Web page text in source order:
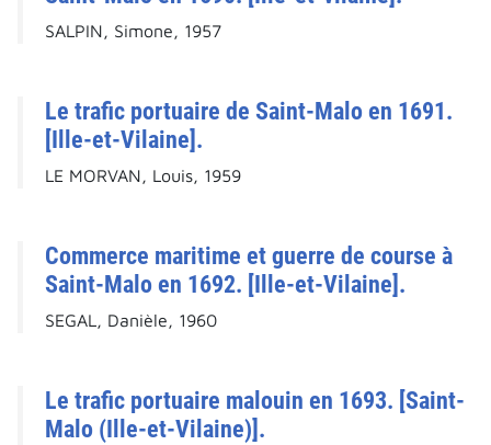
SALPIN, Simone, 1957
Le trafic portuaire de Saint-Malo en 1691.
[Ille-et-Vilaine].
LE MORVAN, Louis, 1959
Commerce maritime et guerre de course à
Saint-Malo en 1692. [Ille-et-Vilaine].
SEGAL, Danièle, 1960
Le trafic portuaire malouin en 1693. [Saint-
Malo (Ille-et-Vilaine)].